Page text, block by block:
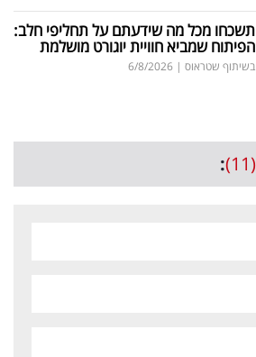
תשכחו מכל מה שידעתם על תחליפי חלב:
הפיתוח שמביא חוויית יוגורט מושלמת
בשיתוף שטראוס |
6/8/2026
(11)
: